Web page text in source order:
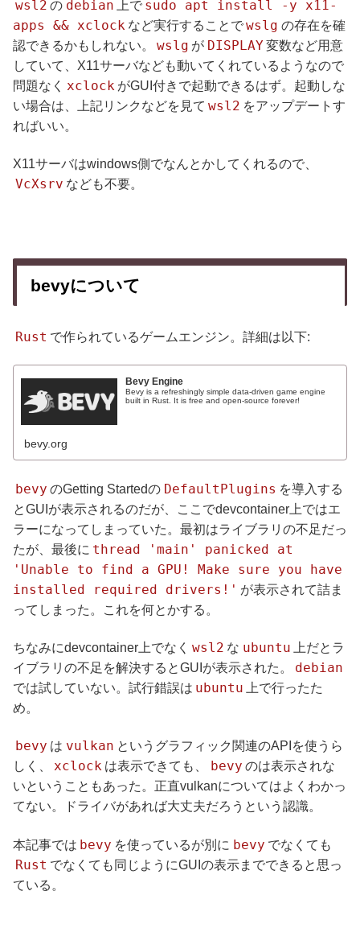
wsl2 の debian 上で sudo apt install -y x11-
apps && xclock など実行することでwslg の存在を確
認できるかもしれない。
wslg が DISPLAY 変数など用意
していて、X11サーバなども動いてくれているようなので
問題なく xclock がGUI付きで起動できるはず。起動しな
い場合は、上記リンクなどを見て wsl2 をアップデートす
ればいい。
X11サーバはwindows側でなんとかしてくれるので、
VcXsrv なども不要。
bevyについて
Rust で作られているゲームエンジン。詳細は以下:
Bevy Engine
Bevy is a refreshingly simple data-driven game engine
built in Rust. It is free and open-source forever!
bevy.org
bevy のGetting Startedの DefaultPlugins を導入する
とGUIが表示されるのだが、ここでdevcontainer上ではエ
ラーになってしまっていた。最初はライブラリの不足だっ
たが、最後に thread 'main' panicked at
'Unable to find a GPU! Make sure you have
installed required drivers!' が表示されて詰ま
ってしまった。これを何とかする。
ちなみにdevcontainer上でなく wsl2 な ubuntu
上だとラ
イブラリの不足を解決するとGUIが表示された。
debian
では試していない。試行錯誤は ubuntu
上で行ったた
め。
bevy は vulkan というグラフィック関連のAPIを使うら
しく、
xclock は表示できても、 bevy のは表示されな
いということもあった。正直vulkanについてはよくわかっ
てない。ドライバがあれば大丈夫だろうという認識。
本記事では bevy を使っているが別に bevy でなくても
Rust でなくても同じようにGUIの表示までできると思っ
ている。